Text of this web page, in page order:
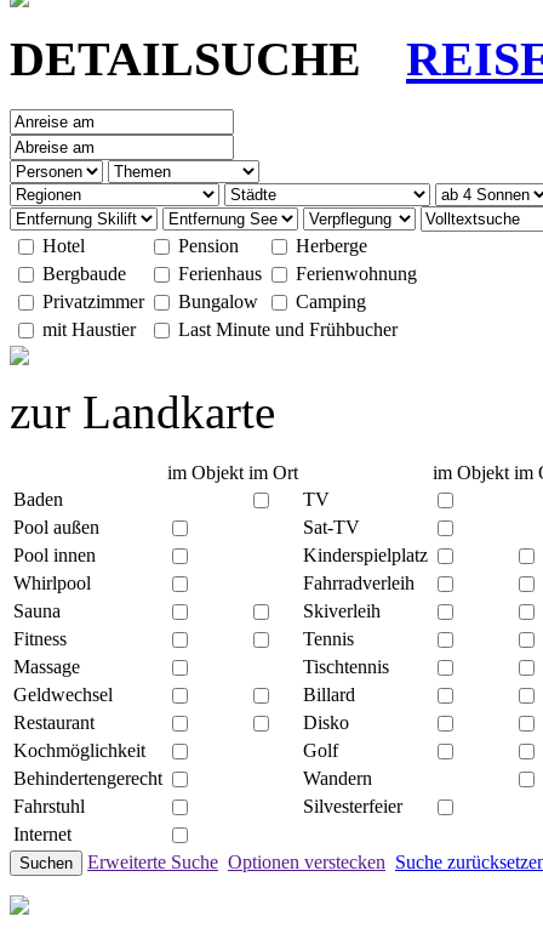
DETAILSUCHE
Hotel Pension
Herberge
Bergbaude
Ferienhaus
Ferienwohnung
Privatzimmer
Bungalow
Camping
mit Haustier
Last Minute und Frühbucher
zur Landkarte
im Objekt im Ort im Objekt im
Baden
TV
Pool außen
Sat-TV
Pool innen
Kinderspielplatz
Whirlpool
Fahrradverleih
Sauna
Skiverleih
Fitness
Tennis
Massage
Tischtennis
Geldwechsel
Billard
Restaurant
Disko
Kochmöglichkeit
Golf
Behindertengerecht
Wandern
Fahrstuhl
Silvesterfeier
Internet
Suchen Erweiterte Suche Optionen verstecken Suche